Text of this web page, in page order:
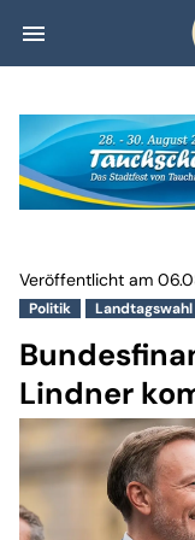
menu
Politik
Veröffentlicht am
Lindner